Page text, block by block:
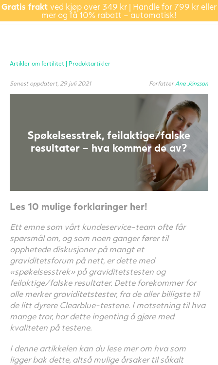
Gratis frakt ved kjøp over 349 kr | Handle for 799 kr eller
mer og få 10% rabatt – automatisk!
Artikler om fertilitet | Produktartikler
Senest oppdatert, 29 juli 2021 ForfatterAne Jönsson
Spøkelsesstrek, feilaktige/falske
resultater – hva kommer de av?
Les 10 mulige forklaringer her!
Ett emne som vårt kundeservice-team ofte får
spørsmål om, og som noen ganger fører til
opphetede diskusjoner på mangt et
graviditetsforum på nett, er dette med
«spøkelsesstrek» på graviditetstesten og
feilaktige/falske resultater. Dette forekommer for
alle merker graviditetstester, fra de aller billigste til
de litt dyrere Clearblue-testene. I motsetning til hva
mange tror, har dette ingenting å gjøre med
kvaliteten på testene.
I denne artikkelen kan du lese mer om hva som
ligger bak dette, altså mulige årsaker til såkalt